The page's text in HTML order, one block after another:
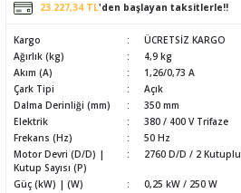
23.227,34 TL'den başlayan taksitlerle!!
Kargo
ÜCRETSİZ KARGO
Ağırlık (kg)
4,9 kg
Akım (A)
1,26/0,73 A
Çark Tipi
Açık
Dalma Derinliği (mm)
350 mm
Elektrik
380 / 400 V Trifaze
Frekans (Hz)
50 Hz
Motor Devri (D/D) |
Kutup Sayısı (P)
2760 D/D / 2 Kutuplu
Güç (kW) | (W)
0,25 kW / 250 W